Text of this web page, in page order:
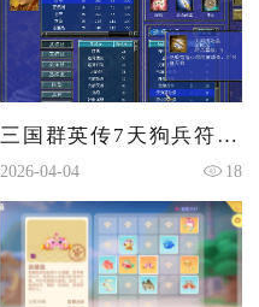
三国群英传7天狗兵符怎么买
2026-04-04 18